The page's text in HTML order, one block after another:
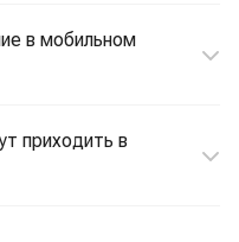
в мобильном
приходить в